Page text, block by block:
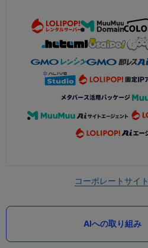
コーポレートサイト
AIへの取り組み